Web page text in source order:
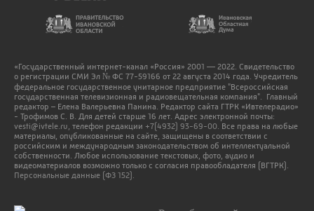
«Государственный интернет-канал «Россия» 2001 — 2022. Свидетельство
о регистрации СМИ Эл № ФС 77-59166 от 22 августа 2014 года. Учредитель
федеральное государственное унитарное предприятие "Всероссийская
государственная телевизионная и радиовещательная компания". Главный
редактор – Елена Валерьевна Панина. Редактор сайта ГТРК «Ивтелерадио»
- Трофимов С. В. Для детей старше 16 лет. Адрес электронной почты:
vesti@ivtele.ru , телефон редакции +7(4932) 93-69-00 . Все права на любые
материалы, опубликованные на сайте, защищены в соответствии с
российским и международным законодательством об интеллектуальной
собственности. Любое использование текстовых, фото, аудио и
видеоматериалов возможно только с согласия правообладателя (ВГТРК).
Персональные данные (ФЗ 152).